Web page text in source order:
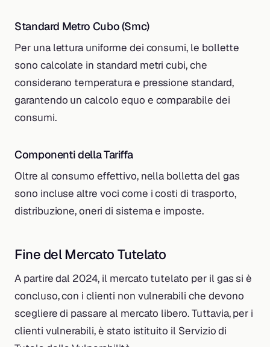
Standard Metro Cubo (Smc)
Per una lettura uniforme dei consumi, le bollette
sono calcolate in standard metri cubi, che
considerano temperatura e pressione standard,
garantendo un calcolo equo e comparabile dei
consumi.
Componenti della Tariffa
Oltre al consumo effettivo, nella bolletta del gas
sono incluse altre voci come i costi di trasporto,
distribuzione, oneri di sistema e imposte.
Fine del Mercato Tutelato
A partire dal 2024, il mercato tutelato per il gas si è
concluso, con i clienti non vulnerabili che devono
scegliere di passare al mercato libero. Tuttavia, per i
clienti vulnerabili, è stato istituito il Servizio di